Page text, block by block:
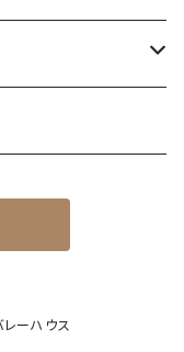
ーハウス